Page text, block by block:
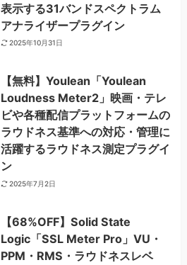
表示する31バンドスペクトラム
アナライザープラグイン
2025年10月31日
【無料】Youlean「Youlean
Loudness Meter2」映画・テレ
ビや各種配信プラットフォームの
ラウドネス基準への対応・管理に
活躍するラウドネス測定プラグイ
ン
2025年7月2日
【68%OFF】Solid State
Logic「SSL Meter Pro」VU・
PPM・RMS・ラウドネスレベ